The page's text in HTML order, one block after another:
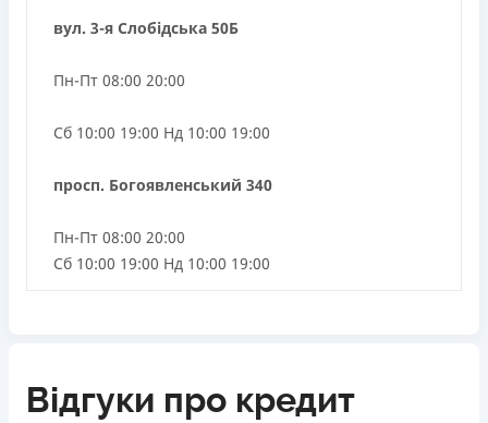
вул. 3-я Слобідська 50Б
Пн-Пт 08:00 20:00
Сб 10:00 19:00 Нд 10:00 19:00
просп. Богоявленський 340
Пн-Пт 08:00 20:00
Сб 10:00 19:00 Нд 10:00 19:00
Відгуки про кредит